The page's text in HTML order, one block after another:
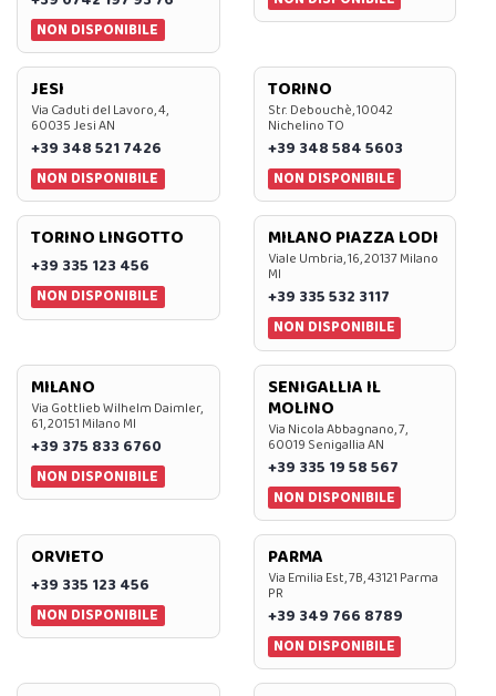
NON DISPONIBILE
JESI
Via Caduti del Lavoro, 4,
60035 Jesi AN
+39 348 521 7426
NON DISPONIBILE
TORINO
Str. Debouchè, 10042
Nichelino TO
+39 348 584 5603
NON DISPONIBILE
TORINO LINGOTTO
+39 335 123 456
NON DISPONIBILE
MILANO PIAZZA LODI
Viale Umbria, 16, 20137 Milano
MI
+39 335 532 3117
NON DISPONIBILE
MILANO
Via Gottlieb Wilhelm Daimler,
61, 20151 Milano MI
+39 375 833 6760
NON DISPONIBILE
SENIGALLIA IL
MOLINO
Via Nicola Abbagnano, 7,
60019 Senigallia AN
+39 335 19 58 567
NON DISPONIBILE
ORVIETO
+39 335 123 456
NON DISPONIBILE
PARMA
Via Emilia Est, 7B, 43121 Parma
PR
+39 349 766 8789
NON DISPONIBILE